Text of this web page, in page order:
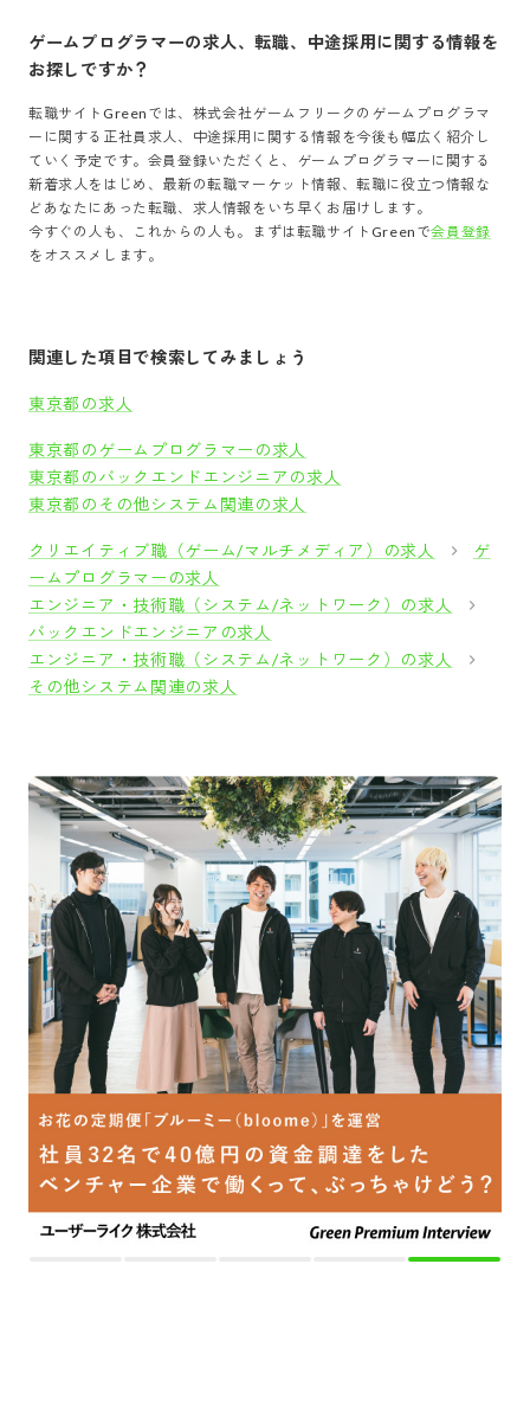
ゲームプログラマーの求人、転職、中途採用に関する情報を
お探しですか？
転職サイトGreenでは、 株式会社ゲームフリーク の ゲームプログラマ
ー に関する正社員求人、中途採用に関する情報を今後も幅広く紹介し
ていく予定です。会員登録いただくと、 ゲームプログラマー に関する
新着求人をはじめ、最新の転職マーケット情報、転職に役立つ情報な
どあなたにあった転職、求人情報をいち早くお届けします。
今すぐの人も、これからの人も。まずは転職サイトGreenで会員登録
をオススメします。
関連した項目で検索してみましょう
東京都の求人
東京都のゲームプログラマーの求人
東京都のバックエンドエンジニアの求人
東京都のその他システム関連の求人
クリエイティブ職（ゲーム/マルチメディア）の求人
ゲ
ームプログラマーの求人
エンジニア・技術職（システム/ネットワーク）の求人
バックエンドエンジニアの求人
エンジニア・技術職（システム/ネットワーク）の求人
その他システム関連の求人